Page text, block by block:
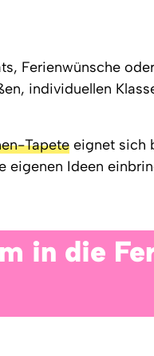
Ferienwünsche
individuellen
Tapete eignet sich
eigenen Ideen
in die